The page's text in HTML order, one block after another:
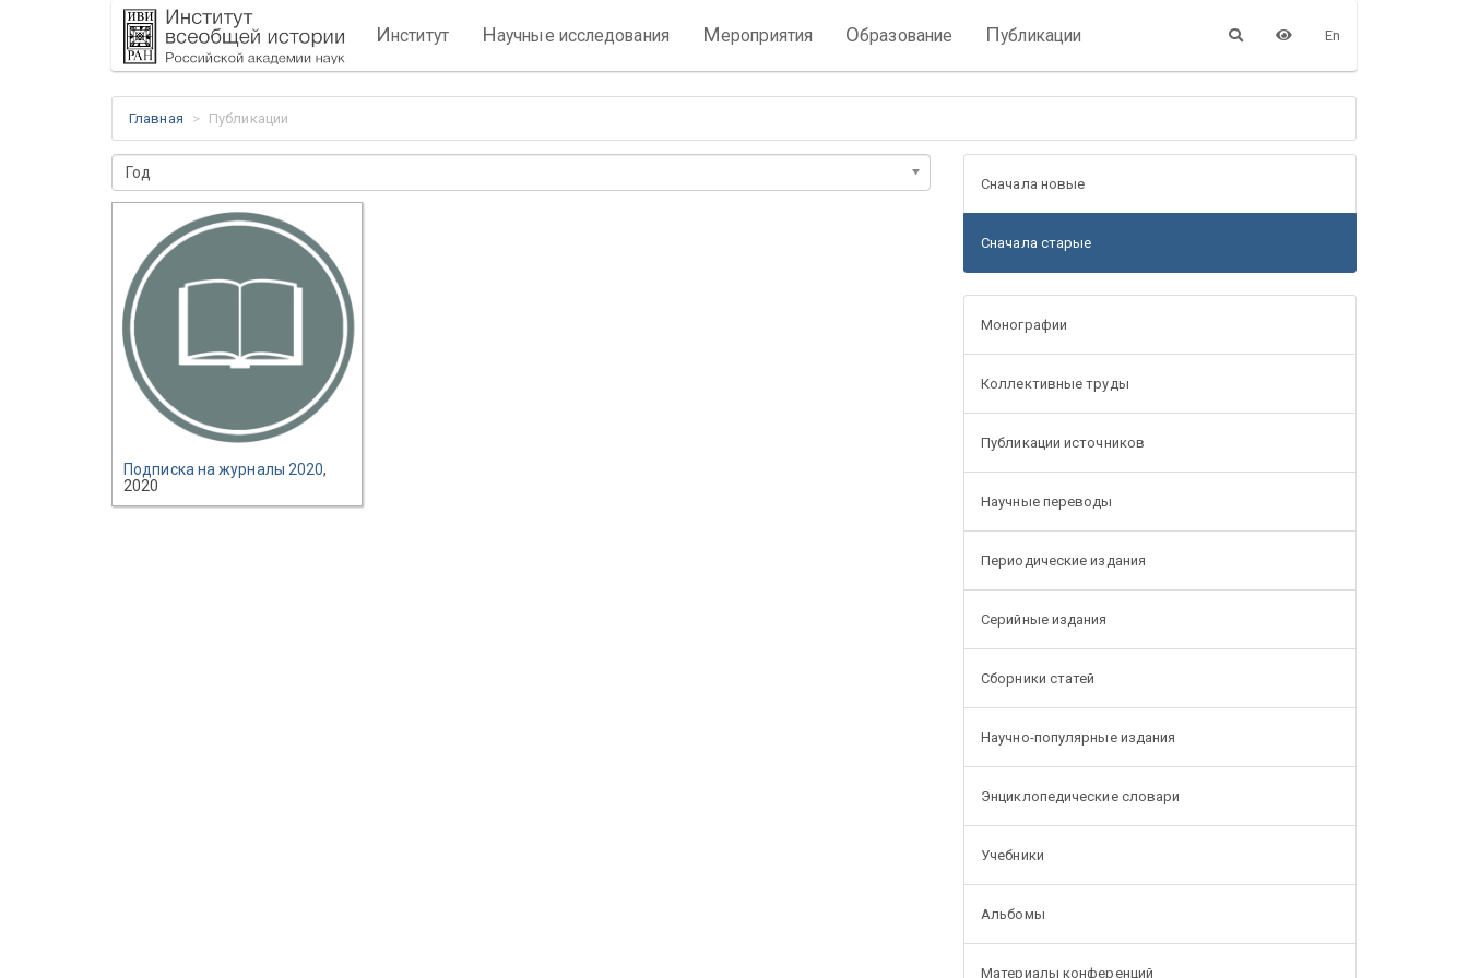
Институт Научные исследования Мероприятия Образование Публикации En
Главная Публикации
Год
Подписка на журналы 2020,
2020
Сначала новые
Сначала старые
Монографии
Коллективные труды
Публикации источников
Научные переводы
Периодические издания
Серийные издания
Сборники статей
Научно-популярные издания
Энциклопедические словари
Учебники
Альбомы
Материалы конференций